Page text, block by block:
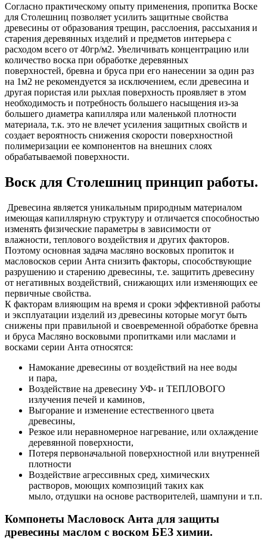
Согласно практическому опыту применения, пропитка Воске
для Столешниц позволяет усилить защитные свойства
древесины от образования трещин, расслоения, рассыхания и
старения деревянных изделий и предметов интерьера с
расходом всего от 40гр/м2. Увеличивать концентрацию или
количество воска при обработке деревянных
поверхностей, бревна и бруса при его нанесении за один раз
на 1м2 не рекомендуется за исключением, если древесина и
другая пористая или рыхлая поверхность проявляет в этом
необходимость и потребность большего насыщения из-за
большего диаметра капилляра или маленькой плотности
материала, т.к. это не влечет усиления защитных свойств и
создает вероятность снижения скорости поверхностной
полимеризации ее компонентов на внешних слоях
обрабатываемой поверхности.
Воск для Столешниц принцип работы.
Древесина является уникальным природным материалом
имеющая капиллярную структуру и отличается способностью
изменять физические параметры в зависимости от
влажности, теплового воздействия и других факторов.
Поэтому основная задача масляно восковых пропиток и
масловосков серии Анта снизить факторы, способствующие
разрушению и старению древесины, т.е. защитить древесину
от негативных воздействий, снижающих или изменяющих ее
первичные свойства.
К факторам влияющим на время и сроки эффективной работы
и эксплуатации изделий из древесины которые могут быть
снижены при правильной и своевременной обработке бревна
и бруса Масляно восковыми пропитками или маслами и
восками серии Анта относятся:
Намокание древесины от воздействий на нее воды
и пара,
Воздействие на древесину УФ- и ТЕПЛОВОГО
излучения печей и каминов,
Выгорание и изменение естественного цвета
древесины,
Резкое или неравномерное нагревание, или охлаждение
деревянной поверхности,
Потеря первоначальной поверхностной или внутренней
плотности
Воздействие агрессивных сред, химических
растворов, моющих композиций таких как
мыло, отдушки на основе растворителей, шампуни и т.п.
Компонеты Масловоск Анта для защиты
древесины маслом с воском БЕЗ химии.